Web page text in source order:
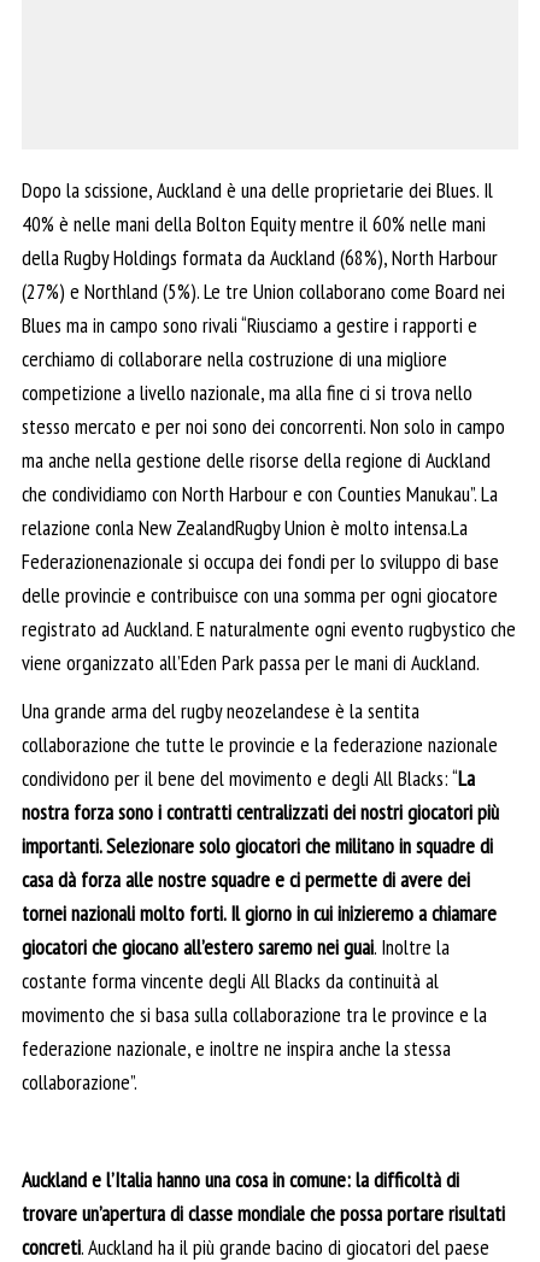
Dopo la scissione, Auckland è una delle proprietarie dei Blues. Il
40% è nelle mani della Bolton Equity mentre il 60% nelle mani
della Rugby Holdings formata da Auckland (68%), North Harbour
(27%) e Northland (5%). Le tre Union collaborano come Board nei
Blues ma in campo sono rivali “Riusciamo a gestire i rapporti e
cerchiamo di collaborare nella costruzione di una migliore
competizione a livello nazionale, ma alla fine ci si trova nello
stesso mercato e per noi sono dei concorrenti. Non solo in campo
ma anche nella gestione delle risorse della regione di Auckland
che condividiamo con North Harbour e con Counties Manukau”. La
relazione conla New ZealandRugby Union è molto intensa.La
Federazionenazionale si occupa dei fondi per lo sviluppo di base
delle provincie e contribuisce con una somma per ogni giocatore
registrato ad Auckland. E naturalmente ogni evento rugbystico che
viene organizzato all’Eden Park passa per le mani di Auckland.
Una grande arma del rugby neozelandese è la sentita
collaborazione che tutte le provincie e la federazione nazionale
condividono per il bene del movimento e degli All Blacks: “La
nostra forza sono i contratti centralizzati dei nostri giocatori più
importanti. Selezionare solo giocatori che militano in squadre di
casa dà forza alle nostre squadre e ci permette di avere dei
tornei nazionali molto forti. Il giorno in cui inizieremo a chiamare
giocatori che giocano all’estero saremo nei guai. Inoltre la
costante forma vincente degli All Blacks da continuità al
movimento che si basa sulla collaborazione tra le province e la
federazione nazionale, e inoltre ne inspira anche la stessa
collaborazione”.
Auckland e l’Italia hanno una cosa in comune: la difficoltà di
trovare un’apertura di classe mondiale che possa portare risultati
concreti. Auckland ha il più grande bacino di giocatori del paese